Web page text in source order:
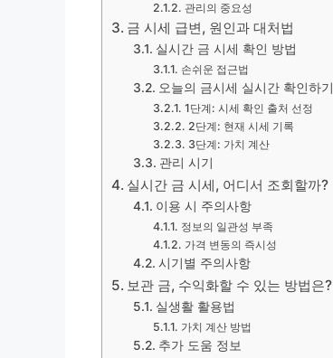
관리의 중요성
금 시세 급변, 원인과 대처법
실시간 금 시세 확인 방법
손쉬운 접근법
오늘의 금시세 실시간 확인하기
1단계: 시세 확인 출처 선정
2단계: 현재 시세 기록
3단계: 가치 계산
관리 시기
실시간 금 시세, 어디서 조회할까?
이용 시 주의사항
정보의 일관성 부족
가격 변동의 즉시성
시기별 주의사항
보관 금, 수익화할 수 있는 방법은?
실생활 활용법
가치 계산 방법
추가 도움 정보